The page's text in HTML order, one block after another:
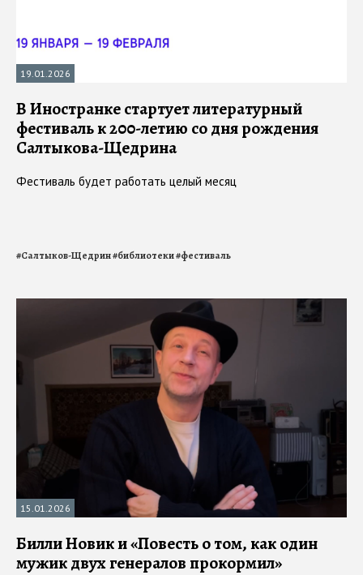
19.01.2026
В Иностранке стартует литературный
фестиваль к 200-летию со дня рождения
Салтыкова-Щедрина
Фестиваль будет работать целый месяц
#Салтыков-Щедрин#библиотеки#фестиваль
15.01.2026
Билли Новик и «Повесть о том, как один
мужик двух генералов прокормил»